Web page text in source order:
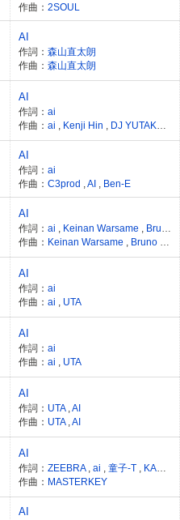
作曲： 2SOUL
AI
作詞： 森山直太朗
作曲： 森山直太朗
AI
作詞： ai
作曲： ai Kenji Hin DJ YUTAKA for 813
AI
作詞： ai
作曲： C3prod AI Ben-E
AI
作詞： ai Keinan Warsame Bruno Mars
作曲： Keinan Warsame Bruno Mars
AI
作詞： ai
作曲： ai UTA
AI
作詞： ai
作曲： ai UTA
AI
作詞： UTA AI
作曲： UTA AI
AI
作詞： ZEEBRA ai 童子-T KASHI DA HANDSOME
作曲： MASTERKEY
AI